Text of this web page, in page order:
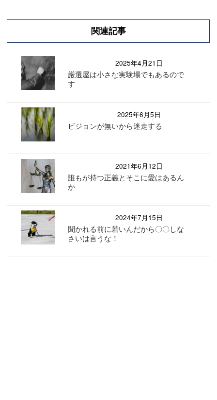
関連記事
2025年4月21日
厳選屋は小さな実験場でもあるので
す
2025年6月5日
ビジョンが無いから迷走する
2021年6月12日
誰もが持つ正義とそこに愛はあるん
か
2024年7月15日
聞かれる前に若いんだから〇〇しな
さいは言うな！